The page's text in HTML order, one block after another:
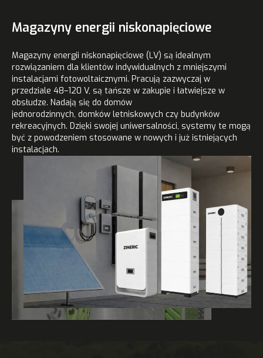
Magazyny energii niskonapięciowe
Magazyny energii niskonapięciowe (LV) są idealnym
rozwiązaniem dla klientów indywidualnych z mniejszymi
instalacjami fotowoltaicznymi. Pracują zazwyczaj w
przedziale 48–120 V, są tańsze w zakupie i łatwiejsze w
obsłudze. Nadają się do domów
jednorodzinnych, domków letniskowych czy budynków
rekreacyjnych. Dzięki swojej uniwersalności, systemy te mogą
być z powodzeniem stosowane w nowych i już istniejących
instalacjach.